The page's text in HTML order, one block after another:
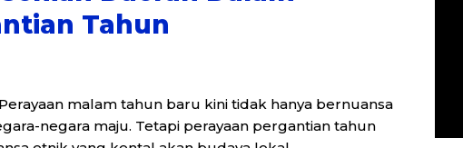
Tahun
malam tahun baru kini tidak hanya bernuansa
negara maju. Tetapi perayaan pergantian tahun